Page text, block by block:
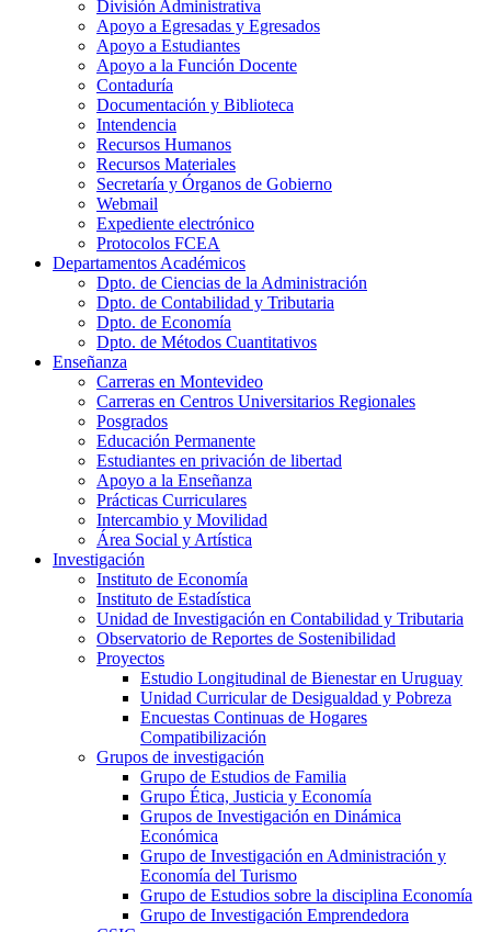
División Administrativa
Apoyo a Egresadas y Egresados
Apoyo a Estudiantes
Apoyo a la Función Docente
Contaduría
Documentación y Biblioteca
Intendencia
Recursos Humanos
Recursos Materiales
Secretaría y Órganos de Gobierno
Webmail
Expediente electrónico
Protocolos FCEA
Departamentos Académicos
Dpto. de Ciencias de la Administración
Dpto. de Contabilidad y Tributaria
Dpto. de Economía
Dpto. de Métodos Cuantitativos
Enseñanza
Carreras en Montevideo
Carreras en Centros Universitarios Regionales
Posgrados
Educación Permanente
Estudiantes en privación de libertad
Apoyo a la Enseñanza
Prácticas Curriculares
Intercambio y Movilidad
Área Social y Artística
Investigación
Instituto de Economía
Instituto de Estadística
Unidad de Investigación en Contabilidad y Tributaria
Observatorio de Reportes de Sostenibilidad
Proyectos
Estudio Longitudinal de Bienestar en Uruguay
Unidad Curricular de Desigualdad y Pobreza
Encuestas Continuas de Hogares
Compatibilización
Grupos de investigación
Grupo de Estudios de Familia
Grupo Ética, Justicia y Economía
Grupos de Investigación en Dinámica
Económica
Grupo de Investigación en Administración y
Economía del Turismo
Grupo de Estudios sobre la disciplina Economía
Grupo de Investigación Emprendedora